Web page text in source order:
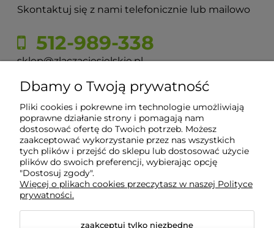
Skontaktuj się z nami telefonicznie lub mailowo
512-989-338
sklep@zlaczaciesielskie.pl
ul. Górecka 60, 43-430 Pogórze
Moje konto
Płatności i dostawa
Dbamy o Twoją prywatność
Pliki cookies i pokrewne im technologie umożliwiają
poprawne działanie strony i pomagają nam
dostosować ofertę do Twoich potrzeb. Możesz
zaakceptować wykorzystanie przez nas wszystkich
tych plików i przejść do sklepu lub dostosować użycie
plików do swoich preferencji, wybierając opcję
"Dostosuj zgody".
Więcej o plikach cookies przeczytasz w naszej Polityce
prywatności.
zaakceptuj tylko niezbędne